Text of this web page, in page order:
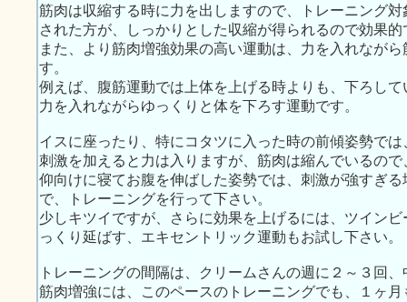
筋肉は収縮する時に力を出しますので、トレーニング
された方が、しっかりとした収縮が得られるので効果的
また、より筋肉増強効果の高い運動は、力を入れなが
す。
例えば、腹筋運動では上体を上げる時よりも、下ろし
力を入れながらゆっくりと体を下ろす運動です。
イスに座ったり、特にコタツに入った時の前傾姿勢で
刺激を加えると力は入りますが、筋肉は縮んでいるの
仰向けに寝てお腹を伸ばした姿勢では、刺激が強すぎ
で、トレーニングを行って下さい。
少しキツイですが、さらに効果を上げるには、ツイン
っくり延ばす、エキセントリック運動もお試し下さい。
トレーニングの間隔は、クリームさんの週に２～３回
筋肉増強には、このペースのトレーニングでも、１ヶ